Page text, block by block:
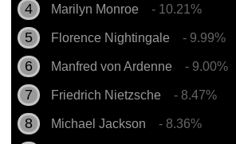
Marilyn Monroe - 10.21%
Florence Nightingale - 9.99%
Manfred von Ardenne - 9.00%
Friedrich Nietzsche - 8.47%
Michael Jackson - 8.36%